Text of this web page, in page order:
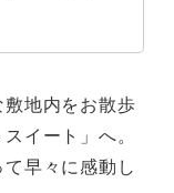
地内をお散歩
イート」へ。
早々に感動し